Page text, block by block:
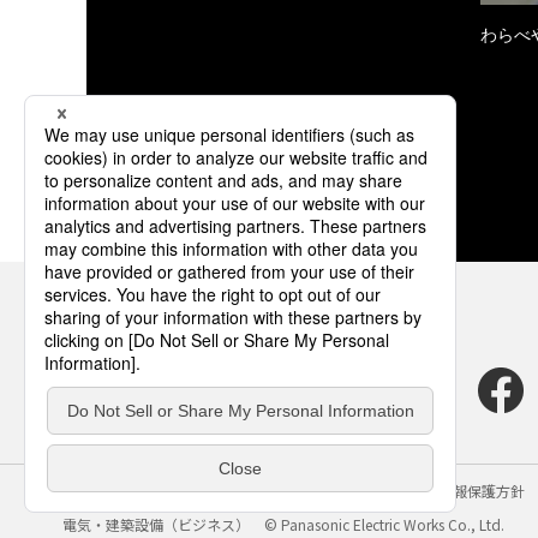
わらべ
サイトのご利用にあたって クッキーポリシー
個人情報保護方針
電気・建築設備（ビジネス）
© Panasonic Electric Works Co., Ltd.